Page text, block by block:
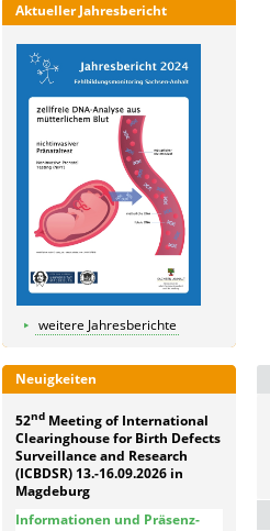
Aktueller Jahresbericht
weitere Jahresberichte
Neuigkeiten
52nd Meeting of International
Clearinghouse for Birth Defects
Surveillance and Research
(ICBDSR) 13.-16.09.2026 in
Magdeburg
Informationen und Präsenz-